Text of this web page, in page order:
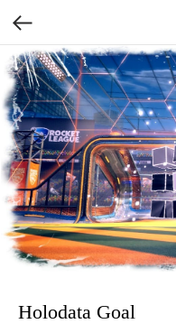
Holodata Goal